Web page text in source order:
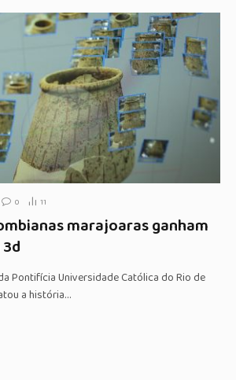
0 11
marajoaras ganham
Pontifícia Universidade Católica do Rio de
a história…